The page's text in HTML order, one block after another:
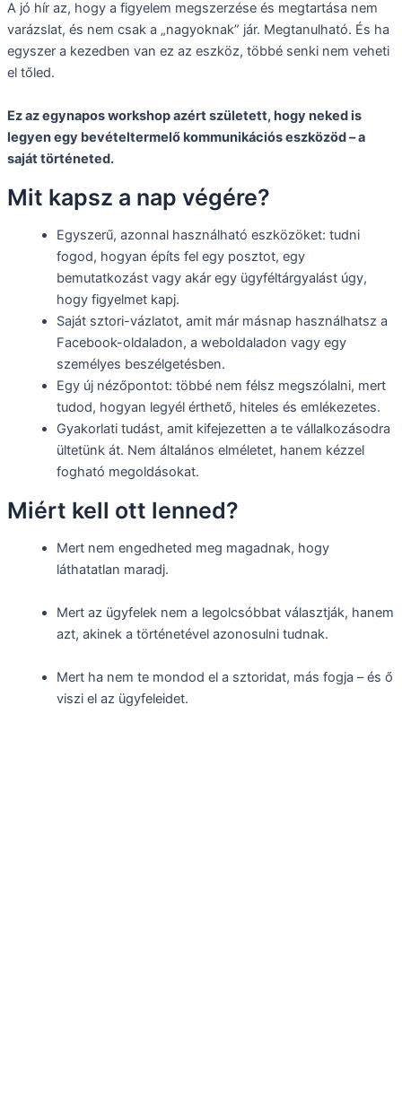
A jó hír az, hogy a figyelem megszerzése és megtartása nem
varázslat, és nem csak a „nagyoknak” jár. Megtanulható. És ha
egyszer a kezedben van ez az eszköz, többé senki nem veheti
el tőled.
Ez az egynapos workshop azért született, hogy neked is
legyen egy bevételtermelő kommunikációs eszközöd – a
saját történeted.
Mit kapsz a nap végére?
Egyszerű, azonnal használható eszközöket: tudni
fogod, hogyan építs fel egy posztot, egy
bemutatkozást vagy akár egy ügyféltárgyalást úgy,
hogy figyelmet kapj.
Saját sztori-vázlatot, amit már másnap használhatsz a
Facebook-oldaladon, a weboldaladon vagy egy
személyes beszélgetésben.
Egy új nézőpontot: többé nem félsz megszólalni, mert
tudod, hogyan legyél érthető, hiteles és emlékezetes.
Gyakorlati tudást, amit kifejezetten a te vállalkozásodra
ültetünk át. Nem általános elméletet, hanem kézzel
fogható megoldásokat.
Miért kell ott lenned?
Mert nem engedheted meg magadnak, hogy
láthatatlan maradj.
Mert az ügyfelek nem a legolcsóbbat választják, hanem
azt, akinek a történetével azonosulni tudnak.
Mert ha nem te mondod el a sztoridat, más fogja – és ő
viszi el az ügyfeleidet.